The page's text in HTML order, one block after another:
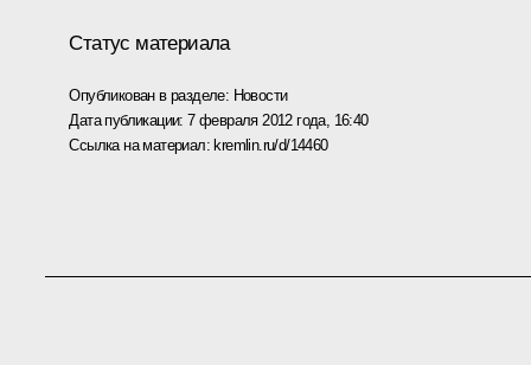
Статус материала
Опубликован в разделе: Новости
Дата публикации:7 февраля 2012 года, 16:40
Ссылка на материал:kremlin.ru/d/14460